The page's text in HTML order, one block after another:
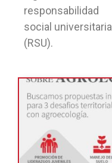
responsabilidad
social universitaria
(RSU).